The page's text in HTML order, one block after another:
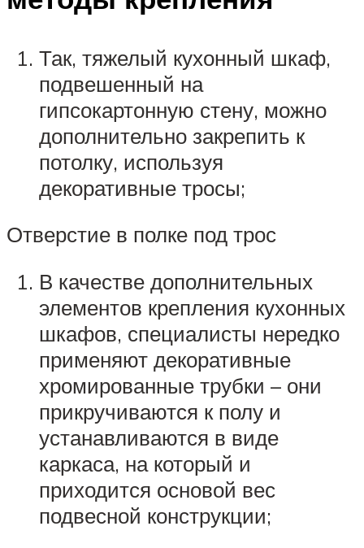
Так, тяжелый кухонный шкаф,
подвешенный на
гипсокартонную стену, можно
дополнительно закрепить к
потолку, используя
декоративные тросы;
Отверстие в полке под трос
В качестве дополнительных
элементов крепления кухонных
шкафов, специалисты нередко
применяют декоративные
хромированные трубки – они
прикручиваются к полу и
устанавливаются в виде
каркаса, на который и
приходится основой вес
подвесной конструкции;